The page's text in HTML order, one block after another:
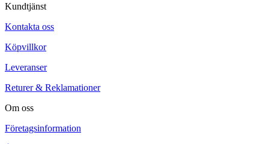
Kundtjänst
Kontakta oss
Köpvillkor
Leveranser
Returer & Reklamationer
Om oss
Företagsinformation